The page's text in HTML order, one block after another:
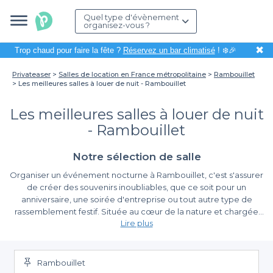
Quel type d'évènement
organisez-vous ?
Trop chaud pour faire la fête ? Réservez un bar climatisé! ❄️🎉 ✖
Privateaser Salles de location en France métropolitaine
Rambouillet
Les meilleures salles à louer de nuit - Rambouillet
Les meilleures salles à louer de nuit
- Rambouillet
Notre sélection de salle
Organiser un événement nocturne à Rambouillet, c'est s'assurer
de créer des souvenirs inoubliables, que ce soit pour un
anniversaire, une soirée d'entreprise ou tout autre type de
rassemblement festif. Située au cœur de la nature et chargée
d'histoire, cette ville charmante offre un cadre unique pour vos
est déterminant. Avec Privateaser, vous avez la possibilité
d'accéder à un éventail de salles à louer spécialement adaptées
La simplicité de réservation avec Privateaser
Nous comprenons que la planification d'un événement peut
Lire plus
Rambouillet